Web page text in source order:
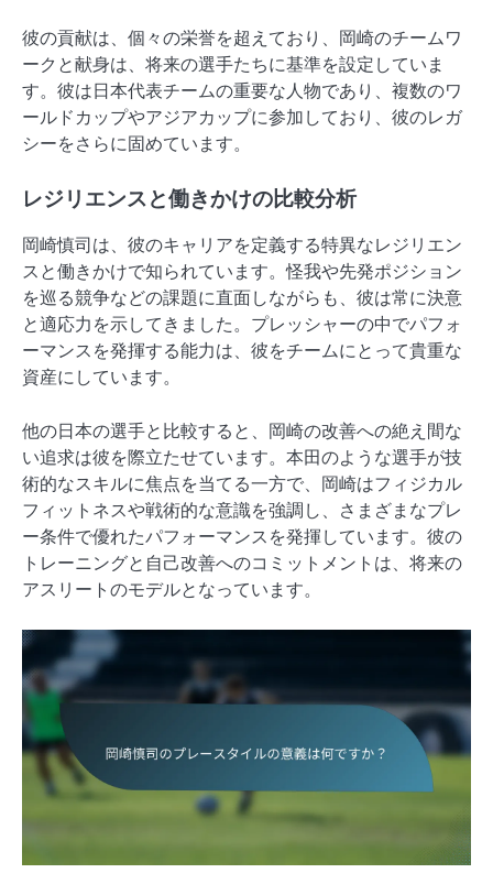
彼の貢献は、個々の栄誉を超えており、岡崎のチームワ
ークと献身は、将来の選手たちに基準を設定していま
す。彼は日本代表チームの重要な人物であり、複数のワ
ールドカップやアジアカップに参加しており、彼のレガ
シーをさらに固めています。
レジリエンスと働きかけの比較分析
岡崎慎司は、彼のキャリアを定義する特異なレジリエン
スと働きかけで知られています。怪我や先発ポジション
を巡る競争などの課題に直面しながらも、彼は常に決意
と適応力を示してきました。プレッシャーの中でパフォ
ーマンスを発揮する能力は、彼をチームにとって貴重な
資産にしています。
他の日本の選手と比較すると、岡崎の改善への絶え間な
い追求は彼を際立たせています。本田のような選手が技
術的なスキルに焦点を当てる一方で、岡崎はフィジカル
フィットネスや戦術的な意識を強調し、さまざまなプレ
ー条件で優れたパフォーマンスを発揮しています。彼の
トレーニングと自己改善へのコミットメントは、将来の
アスリートのモデルとなっています。